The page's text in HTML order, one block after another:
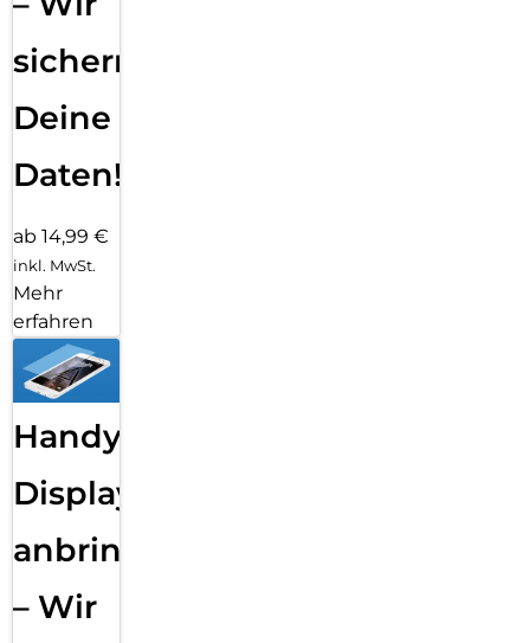
sichern
Deine
Daten!
ab 14,99 €
inkl. MwSt.
Mehr
erfahren
Handy
Displayfolie
anbringen
– Wir